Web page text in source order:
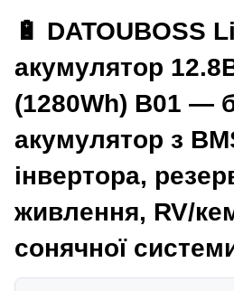
🔋 DATOUBOSS
акумулятор
(1280Wh) B01 —
акумулятор з
інвертора,
живлення, RV/
сонячної